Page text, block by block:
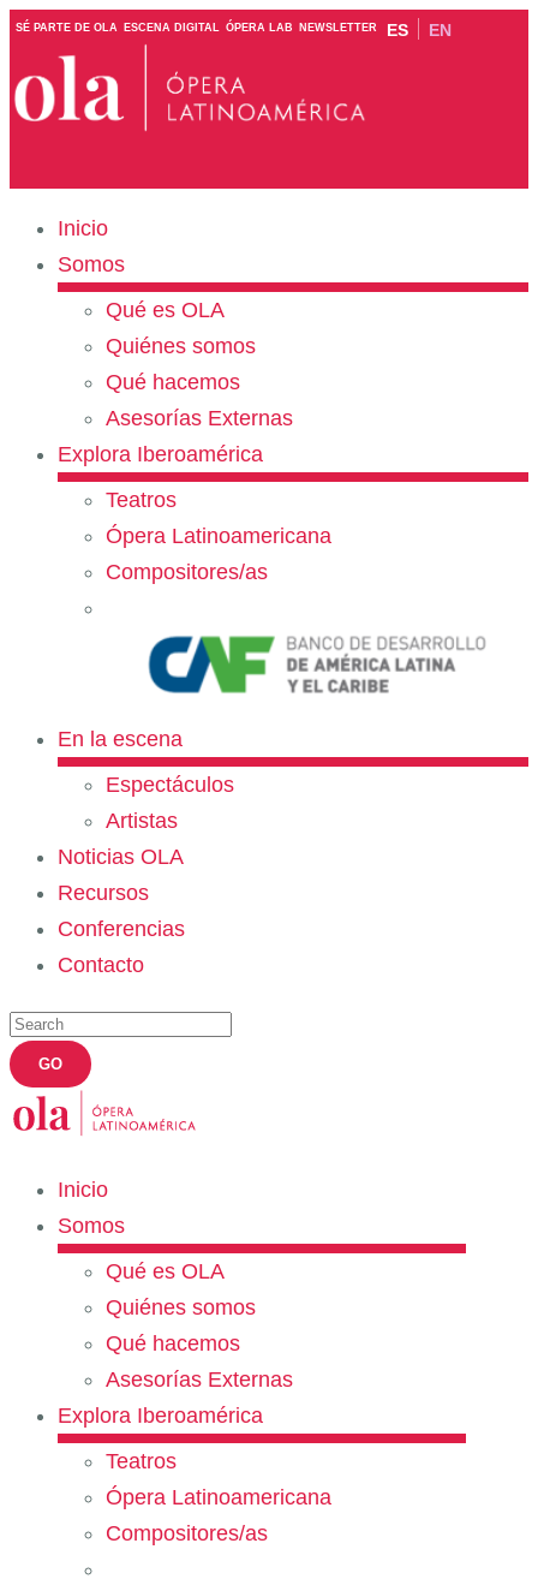
SÉ PARTE DE OLA ESCENA DIGITAL ÓPERA LAB NEWSLETTER ES EN
Inicio
Somos
Qué es OLA
Quiénes somos
Qué hacemos
Asesorías Externas
Explora Iberoamérica
Teatros
Ópera Latinoamericana
Compositores/as
En la escena
Espectáculos
Artistas
Noticias OLA
Recursos
Conferencias
Contacto
Inicio
Somos
Qué es OLA
Quiénes somos
Qué hacemos
Asesorías Externas
Explora Iberoamérica
Teatros
Ópera Latinoamericana
Compositores/as